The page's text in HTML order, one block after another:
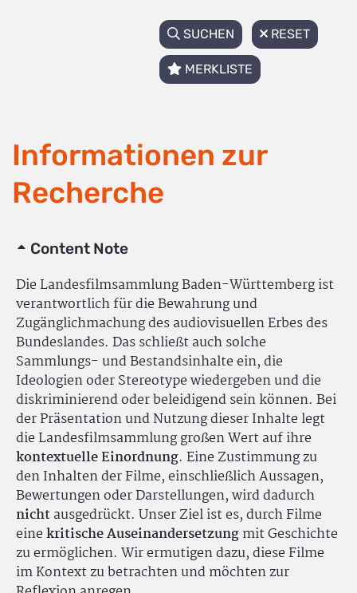
SUCHEN RESET
MERKLISTE
Informationen zur
Recherche
Content Note
Die Landesfilmsammlung Baden-Württemberg ist
verantwortlich für die Bewahrung und
Zugänglichmachung des audiovisuellen Erbes des
Bundeslandes. Das schließt auch solche
Sammlungs- und Bestandsinhalte ein, die
Ideologien oder Stereotype wiedergeben und die
diskriminierend oder beleidigend sein können. Bei
der Präsentation und Nutzung dieser Inhalte legt
die Landesfilmsammlung großen Wert auf ihre
kontextuelle Einordnung. Eine Zustimmung zu
den Inhalten der Filme, einschließlich Aussagen,
Bewertungen oder Darstellungen, wird dadurch
nichtausgedrückt. Unser Ziel ist es, durch Filme
einekritische Auseinandersetzungmit Geschichte
zu ermöglichen. Wir ermutigen dazu, diese Filme
im Kontext zu betrachten und möchten zur